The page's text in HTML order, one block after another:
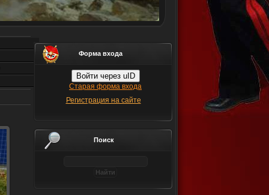
Форма входа
Войти через uID
Старая форма входа
Регистрация на сайте
Поиск